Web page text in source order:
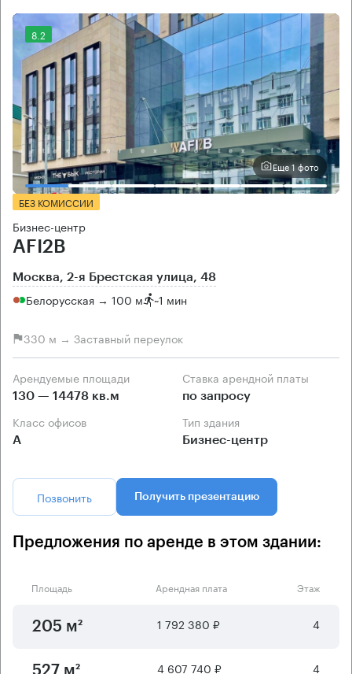
8.2
Еще 1 фото
БЕЗ КОМИССИИ
Бизнес-центр
AFI2B
Москва, 2-я Брестская улица, 48
Белорусская → 100 м ~1 мин
330 м → Заставный переулок
Арендуемые площади
130 — 14478 кв.м
Ставка арендной платы
по запросу
Класс офисов
А
Тип здания
Бизнес-центр
Позвонить Получить презентацию
Предложения по аренде в этом здании:
Площадь Арендная плата Этаж
205 м² 1 792 380 ₽ 4
527 м² 4 607 740 ₽ 4